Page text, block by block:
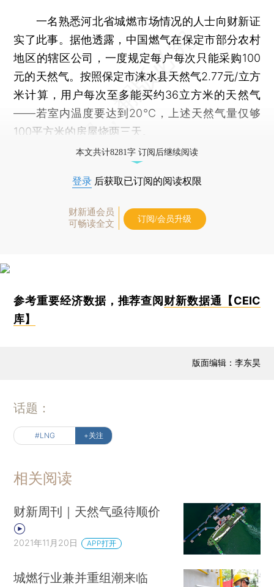
一名熟悉河北省城燃市场情况的人士向财新证
实了此事。据他透露，中国燃气在保定市部分农村
地区的辖区公司，一度规定每户每次只能采购100
元的天然气。按照保定市涞水县天然气2.77元/立方
米计算，用户每次至多能买约36立方米的天然气
——若室内温度要达到20℃，上述天然气量仅够
100平方米的房屋烧两三天。
本文共计8281字 订阅后继续阅读
登录 后获取已订阅的阅读权限
财新通会员
可畅读全文
订阅/会员升级
参考重要经济数据，推荐查阅财新数据通【CEIC
库】
版面编辑：李东昊
话题：
#LNG +关注
相关阅读
财新周刊｜天然气亟待顺价
2021年11月20日 APP打开
城燃行业兼并重组潮来临